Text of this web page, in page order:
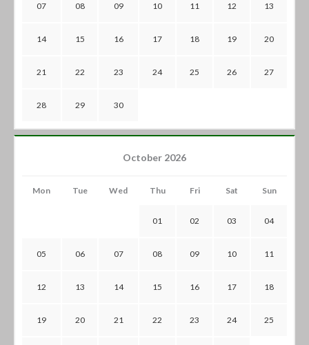
07 08 09 10 11 12 13
14 15 16 17 18 19 20
21 22 23 24 25 26 27
28 29 30
October 2026
Mon Tue Wed Thu Fri Sat Sun
01 02 03 04
05 06 07 08 09 10 11
12 13 14 15 16 17 18
19 20 21 22 23 24 25